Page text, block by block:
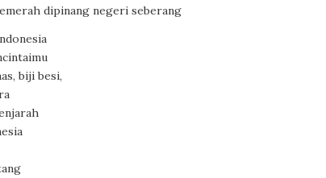
dipinang negeri seberang
biji besi,